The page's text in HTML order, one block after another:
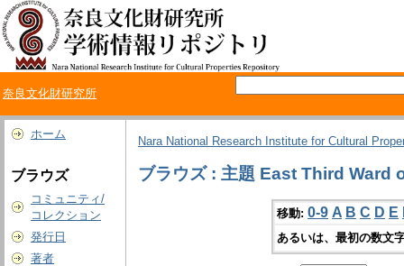
奈良文化財研究所
ホーム
ブラウズ
コミュニティ/
コレクション
発行日
著者
Nara National Research Institute for Cultural
ブラウズ : 主題 East Third Ward
移動: 0-9 A B C D E
あるいは、最初の数文